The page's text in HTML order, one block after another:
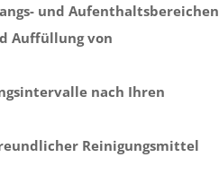
und Aufenthaltsbereichen
Auffüllung von
nach Ihren
Reinigungsmittel